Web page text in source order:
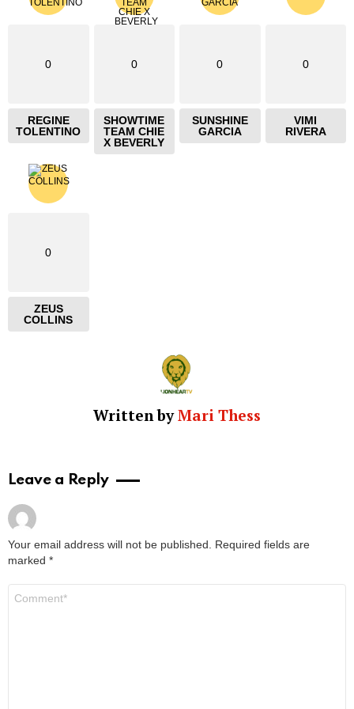
0
REGINE
TOLENTINO
0
SHOWTIME
TEAM CHIE
X BEVERLY
0
SUNSHINE
GARCIA
0
VIMI
RIVERA
0
ZEUS
COLLINS
Written byMari Thess
Leave a Reply
Your email address will not be published.
Required fields are
marked *